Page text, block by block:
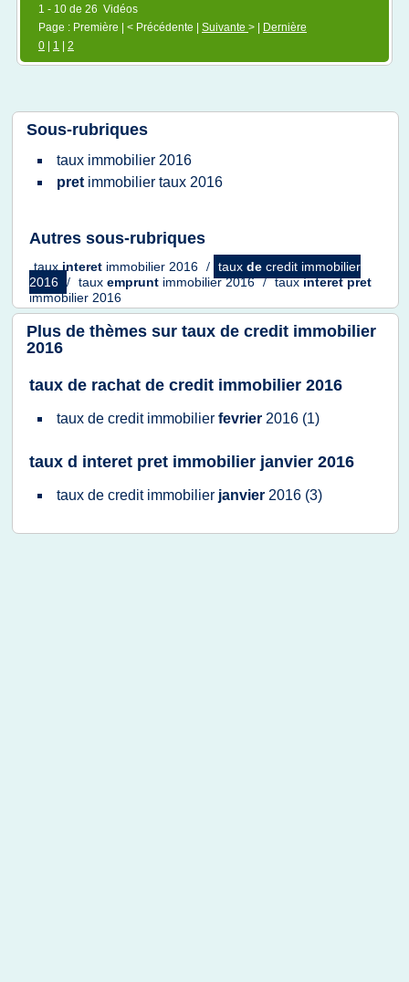
1 - 10 de 26 Vidéos
Page : Première | < Précédente | Suivante > |
Dernière
0
1 2
Sous-rubriques
taux immobilier 2016
pret immobilier taux 2016
Autres sous-rubriques
tauxinteret immobilier 2016 / taux de credit immobilier
2016 / taux emprunt immobilier 2016 / tauxinteret pret
immobilier 2016
Plus de thèmes sur taux de credit immobilier
2016
taux de rachat de credit immobilier 2016
taux de credit immobilier fevrier 2016 (1)
taux d interet pret immobilier janvier 2016
taux de credit immobilier janvier 2016 (3)